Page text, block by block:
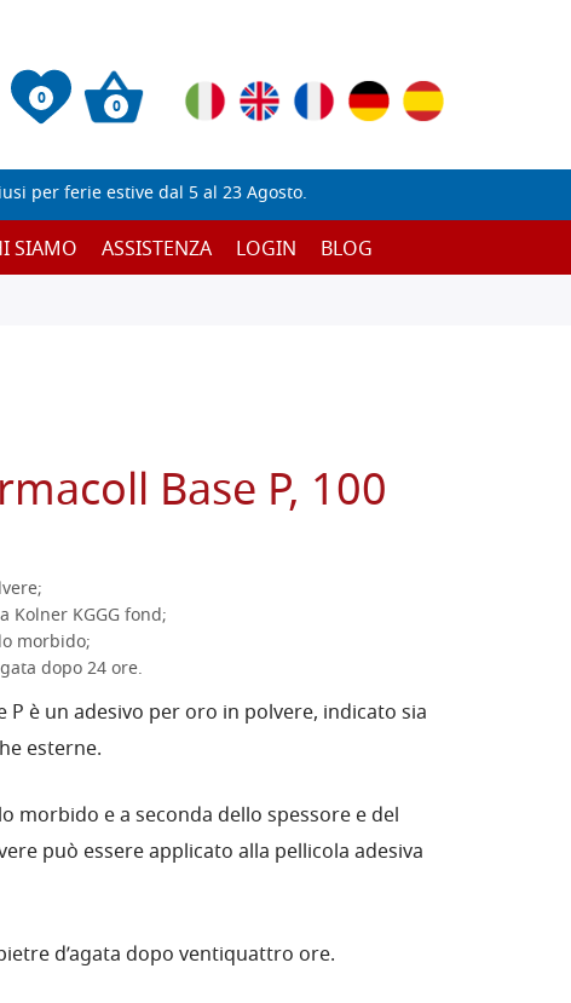
0 0
per ferie estive dal 5 al 23 Agosto.
SIAMO ASSISTENZA LOGIN BLOG
Base P, 100
Kolner KGGG fond;
morbido;
dopo 24 ore.
P è un adesivo per oro in polvere, indicato sia
esterne.
morbido e a seconda dello spessore e del
può essere applicato alla pellicola adesiva
d’agata dopo ventiquattro ore.